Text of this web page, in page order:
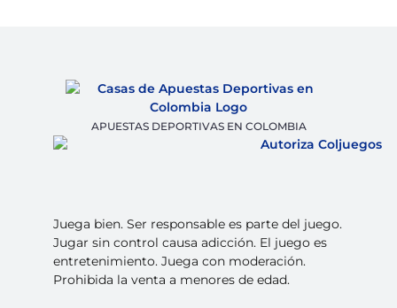
APUESTAS DEPORTIVAS EN COLOMBIA
Juega bien. Ser responsable es parte del juego.
Jugar sin control causa adicción. El juego es
entretenimiento. Juega con moderación.
Prohibida la venta a menores de edad.